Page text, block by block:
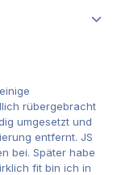
rübergebracht
umgesetzt und
entfernt. JS
bei. Später habe
fit bin ich in